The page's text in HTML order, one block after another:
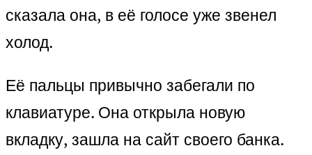
сказала она, в её голосе уже звенел
холод.
Её пальцы привычно забегали по
клавиатуре. Она открыла новую
вкладку, зашла на сайт своего банка.